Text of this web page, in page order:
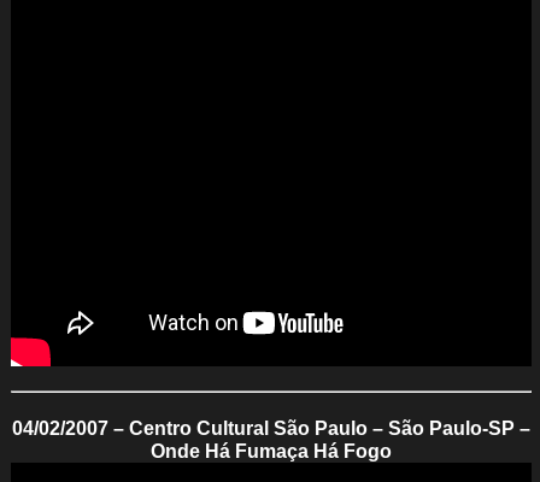
04/02/2007 – Centro Cultural São Paulo – São Paulo-SP –
Onde Há Fumaça Há Fogo